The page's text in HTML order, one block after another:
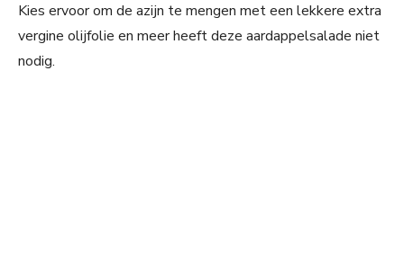
Kies ervoor om de azijn te mengen met een lekkere extra
vergine olijfolie en meer heeft deze aardappelsalade niet
nodig.